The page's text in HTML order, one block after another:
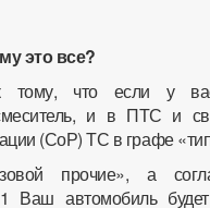
это все?
что если у
и в ПТС и
(СоР) ТС в графе
прочие», а
Ваш автомобиль